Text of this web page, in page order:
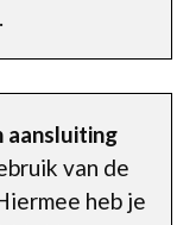
aansluiting
van de
heb je